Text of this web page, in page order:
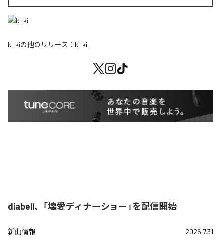
ki:kiの他のリリース： ki:ki
diabell、「壊愛ディナーショー」を配信開始
新曲情報 2026.7.31